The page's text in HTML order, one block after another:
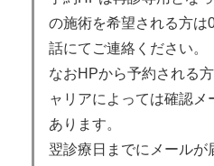
の施術を希望される方は
話にてご連絡ください。
なおHPから予約される
ャリアによっては確認
あります。
翌診療日までにメールが